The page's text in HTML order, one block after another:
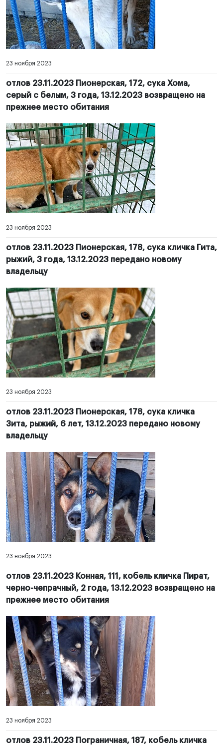
23 ноября 2023
отлов 23.11.2023 Пионерская, 172, сука Хома,
серый с белым, 3 года, 13.12.2023 возвращено на
прежнее место обитания
23 ноября 2023
отлов 23.11.2023 Пионерская, 178, сука кличка Гита,
рыжий, 3 года, 13.12.2023 передано новому
владельцу
23 ноября 2023
отлов 23.11.2023 Пионерская, 178, сука кличка
Зита, рыжий, 6 лет, 13.12.2023 передано новому
владельцу
23 ноября 2023
отлов 23.11.2023 Конная, 111, кобель кличка Пират,
черно-чепрачный, 2 года, 13.12.2023 возвращено на
прежнее место обитания
23 ноября 2023
отлов 23.11.2023 Пограничная, 187, кобель кличка